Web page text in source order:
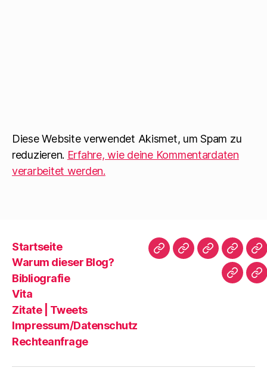
Diese Website verwendet Akismet, um Spam zu
reduzieren. Erfahre, wie deine Kommentardaten
verarbeitet werden.
Startseite
Warum dieser Blog?
Bibliografie
Vita
Zitate | Tweets
Impressum/Datenschutz
Rechteanfrage
Startseite
WarumBibliografie
Vita
|